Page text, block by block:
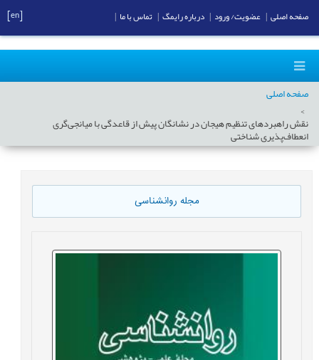
صفحه اصلی
نقش راهبردهای تنظیم هیجان در نشانگان پیش از قاعدگی با میانجی‌گری
انعطاف‌پذیری شناختی
مجله روانشناسی
صفحه اصلی عضویت/ ورود درباره رایمگ تماس با ما